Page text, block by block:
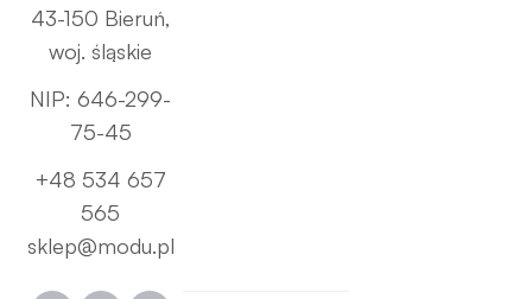
43-150 Bieruń,
woj. śląskie
NIP: 646-299-
75-45
+48 534 657
565
sklep@modu.pl